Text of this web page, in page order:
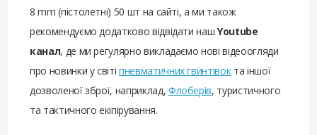
8 mm (пістолетні) 50 шт на сайті, а ми також
рекомендуємо додатково відвідати нашYoutube
канал, де ми регулярно викладаємо нові відеоогляди
про новинки у світіпневматичних гвинтівокта іншої
дозволеної зброї, наприклад, Флоберів, туристичного
та тактичного екіпірування.